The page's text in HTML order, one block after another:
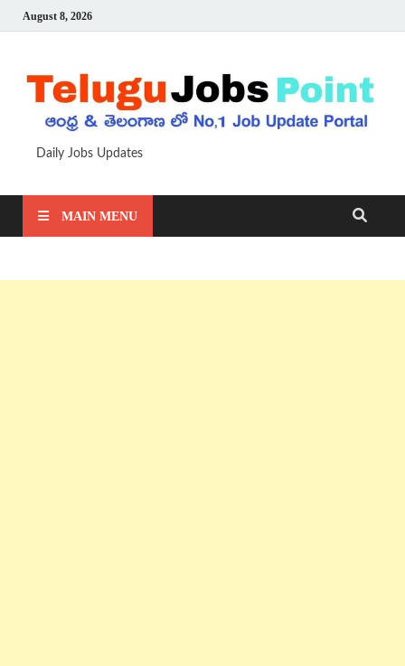
August 8, 2026
Daily Jobs Updates
MAIN MENU